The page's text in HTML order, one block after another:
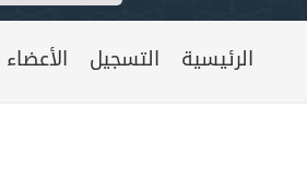
الرئيسية التسجيل الأعضاء